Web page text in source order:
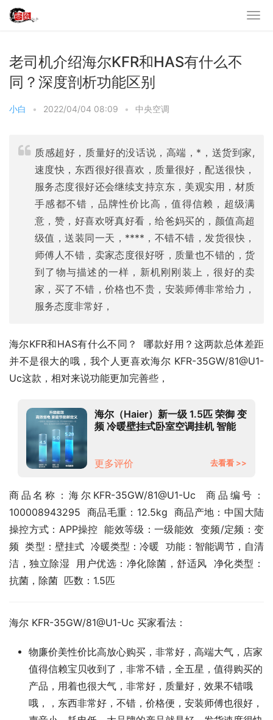
老司机介绍海尔KFR和HAS有什么不
同？深度剖析功能区别
小白 • 2022/04/04 08:09 • 中央空调
质感超好，质量好的没话说，高端，*，送货到家,
速度快，东西很好很喜欢，质量很好，配送很快，
服务态度很好还会继续支持京东，美观实用，材质
手感都不错，品牌性价比高，值得信赖，超级满
意，赞，好喜欢呀真好看，给爸妈买的，颜值高超
级值，送装同一天，****，不错不错，发货很快，
师傅人不错，卖家态度很好呀，质量也不错的，货
到了物与描述的一样，新机刚刚装上，很好的卖
家，买了不错，价格也不贵，安装师傅非常给力，
服务态度非常好，
海尔KFR和HAS有什么不同？  哪款好用？这两款总体差距
并不是很大的哦，我个人更喜欢海尔 KFR-35GW/81@U1-
Uc这款，相对来说功能更加完善些，
海尔（Haier）新一级 1.5匹 荣御 变
频 冷暖壁挂式卧室空调挂机 智能
更多评价 去看看 >>
商品名称：海尔KFR-35GW/81@U1-Uc  商品编号：
100008943295  商品毛重：12.5kg  商品产地：中国大陆
操控方式：APP操控  能效等级：一级能效  变频/定频：变
频  类型：壁挂式  冷暖类型：冷暖  功能：智能调节，自清
洁，独立除湿  用户优选：净化除菌，舒适风  净化类型：
抗菌，除菌  匹数：1.5匹
海尔 KFR-35GW/81@U1-Uc 买家看法：
物廉价美性价比高放心购买，非常好，高端大气，店家
值得信赖宝贝收到了，非常不错，全五星，值得购买的
产品，用着也很大气，非常好，质量好，效果不错哦
哦，，东西非常好，不错，价格便，安装师傅也很好，